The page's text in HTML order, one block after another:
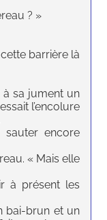
? »
barrière là
à sa jument un
l’encolure
encore
« Mais elle
à présent les
bai-brun et un